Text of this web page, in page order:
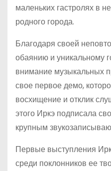
маленьких гастролях в
родного города.
Благодаря своей
обаянию и уникальному
внимание музыкальных
свое первое демо,
восхищение и отклик
этого Иркэ подписала
крупным
Первые выступления
среди поклонников ее